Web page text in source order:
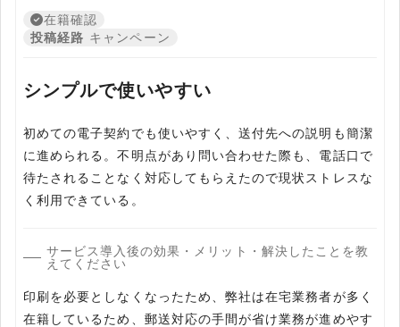
在籍確認
投稿経路 キャンペーン
シンプルで使いやすい
初めての電子契約でも使いやすく、送付先への説明も簡潔
に進められる。不明点があり問い合わせた際も、電話口で
待たされることなく対応してもらえたので現状ストレスな
く利用できている。
サービス導入後の効果・メリット・解決したことを教
えてください
印刷を必要としなくなったため、弊社は在宅業務者が多く
在籍しているため、郵送対応の手間が省け業務が進めやす